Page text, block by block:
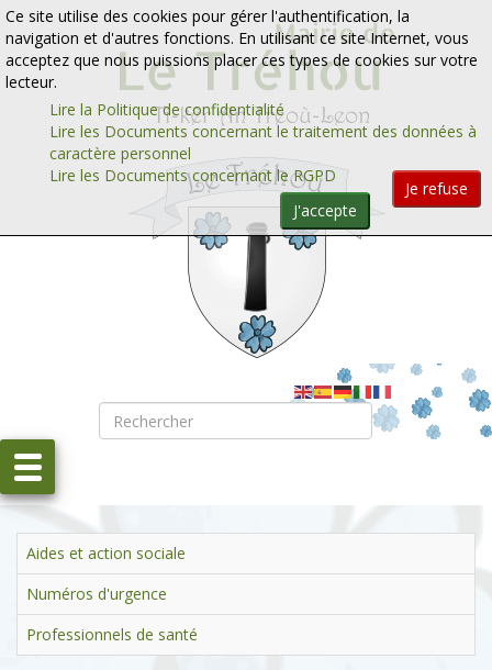
Aller au contenu Aller au menu
Rechercher
Aides et action sociale
Numéros d'urgence
Professionnels de santé
Ce site utilise des cookies pour gérer l'authentification, la
navigation et d'autres fonctions. En utilisant ce site Internet, vous
acceptez que nous puissions placer ces types de cookies sur votre
lecteur.
Lire la Politique de confidentialité
Lire les Documents concernant le traitement des données à
caractère personnel
Lire les Documents concernant le RGPD
Je refuse
J'accepte